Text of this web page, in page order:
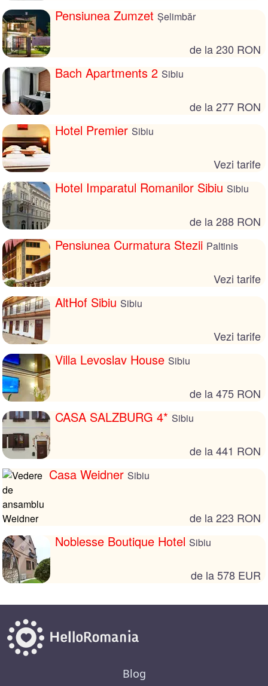
Pensiunea Zumzet Șelimbăr
de la 230 RON
Bach Apartments 2 Sibiu
de la 277 RON
Hotel Premier Sibiu
Vezi tarife
Hotel Imparatul Romanilor Sibiu Sibiu
de la 288 RON
Pensiunea Curmatura Stezii Paltinis
Vezi tarife
AltHof Sibiu Sibiu
Vezi tarife
Villa Levoslav House Sibiu
de la 475 RON
CASA SALZBURG 4* Sibiu
de la 441 RON
Casa Weidner Sibiu
de la 223 RON
Noblesse Boutique Hotel Sibiu
de la 578 EUR
Blog